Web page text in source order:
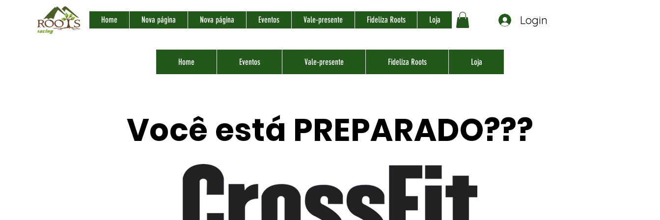
Home Nova página Nova página Eventos Vale-presente Fideliza Roots Loja Login
Home Eventos Vale-presente Fideliza Roots Loja
Você está PREPARADO???